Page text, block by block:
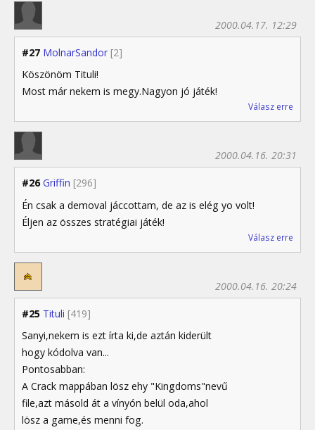
#27 MolnarSandor [2]
2000.04.17. 12:29
Köszönöm Tituli!
Most már nekem is megy.Nagyon jó játék!
Válasz erre
#26 Griffin [296]
2000.04.16. 20:31
Én csak a demoval jáccottam, de az is elég yo volt!
Éljen az összes stratégiai játék!
Válasz erre
#25 Tituli [419]
2000.04.16. 20:24
Sanyi,nekem is ezt írta ki,de aztán kiderült
hogy kódolva van...
Pontosabban:
A Crack mappában lösz ehy "Kingdoms"nevű
file,azt másold át a vínyón belül oda,ahol
lösz a game,és menni fog.